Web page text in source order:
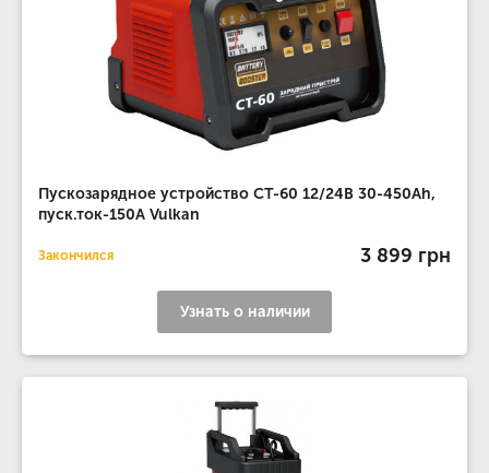
Пускозарядное устройство CT-60 12/24В 30-450Ah,
пуск.ток-150A Vulkan
Закончился 3 899 грн
Узнать о наличии